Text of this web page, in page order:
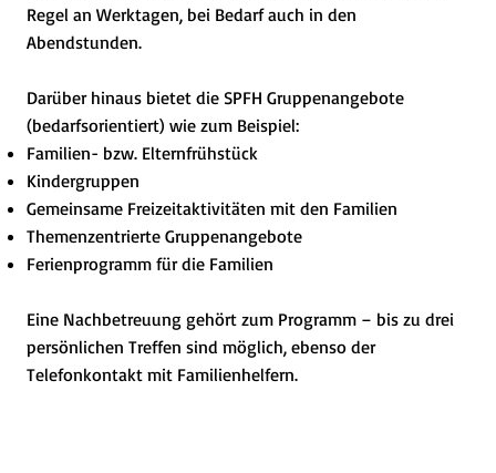
Regel an Werktagen, bei Bedarf auch in den
Abendstunden.
Darüber hinaus bietet die SPFH Gruppenangebote
(bedarfsorientiert) wie zum Beispiel:
Familien- bzw. Elternfrühstück
Kindergruppen
Gemeinsame Freizeitaktivitäten mit den Familien
Themenzentrierte Gruppenangebote
Ferienprogramm für die Familien
Eine Nachbetreuung gehört zum Programm – bis zu drei
persönlichen Treffen sind möglich, ebenso der
Telefonkontakt mit Familienhelfern.